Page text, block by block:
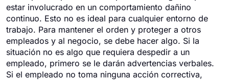
estar involucrado en un comportamiento dañino
continuo. Esto no es ideal para cualquier entorno de
trabajo. Para mantener el orden y proteger a otros
empleados y al negocio, se debe hacer algo. Si la
situación no es algo que requiera despedir a un
empleado, primero se le darán advertencias verbales.
Si el empleado no toma ninguna acción correctiva,